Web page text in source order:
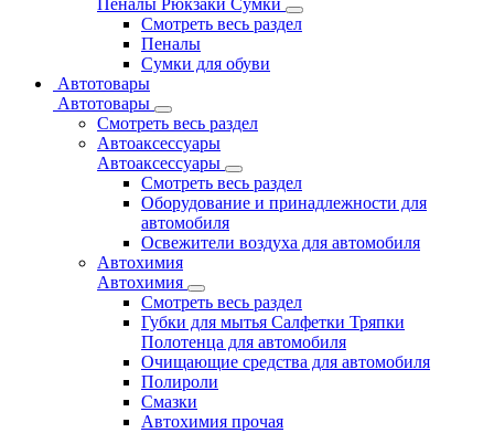
Пеналы Рюкзаки Сумки
Смотреть весь раздел
Пеналы
Сумки для обуви
Автотовары
Автотовары
Смотреть весь раздел
Автоаксессуары
Автоаксессуары
Смотреть весь раздел
Оборудование и принадлежности для
автомобиля
Освежители воздуха для автомобиля
Автохимия
Автохимия
Смотреть весь раздел
Губки для мытья Салфетки Тряпки
Полотенца для автомобиля
Очищающие средства для автомобиля
Полироли
Смазки
Автохимия прочая